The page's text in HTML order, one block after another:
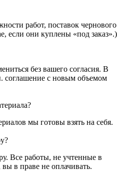
работ, поставок чернового
если они куплены «под заказ».)
без вашего согласия. В
соглашение с новым объемом
мы готовы взять на себя.
Все работы, не учтенные в
в праве не оплачивать.